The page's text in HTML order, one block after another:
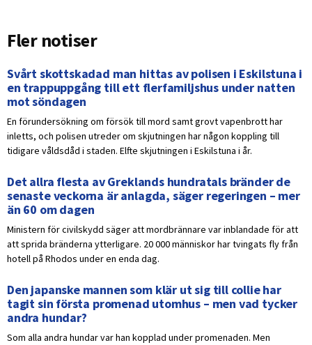
Fler notiser
Svårt skottskadad man hittas av polisen i Eskilstuna i
en trappuppgång till ett flerfamiljshus under natten
mot söndagen
En förundersökning om försök till mord samt grovt vapenbrott har
inletts, och polisen utreder om skjutningen har någon koppling till
tidigare våldsdåd i staden. Elfte skjutningen i Eskilstuna i år.
Det allra flesta av Greklands hundratals bränder de
senaste veckorna är anlagda, säger regeringen – mer
än 60 om dagen
Ministern för civilskydd säger att mordbrännare var inblandade för att
att sprida bränderna ytterligare. 20 000 människor har tvingats fly från
hotell på Rhodos under en enda dag.
Den japanske mannen som klär ut sig till collie har
tagit sin första promenad utomhus – men vad tycker
andra hundar?
Som alla andra hundar var han kopplad under promenaden. Men